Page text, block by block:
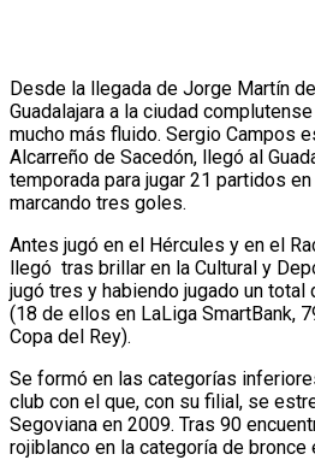
Desde la llegada de Jorge Martín
Guadalajara a la ciudad
mucho más fluido. Sergio Campos
Alcarreño de Sacedón, llegó al
temporada para jugar 21 partidos
marcando tres goles.
Antes jugó en el Hércules y en el
llegó tras brillar en la Cultural y
jugó tres y habiendo jugado un
(18 de ellos en LaLiga SmartBank,
Copa del Rey).
Se formó en las categorías
club con el que, con su filial, se
Segoviana en 2009. Tras 90
rojiblanco en la categoría de bronce